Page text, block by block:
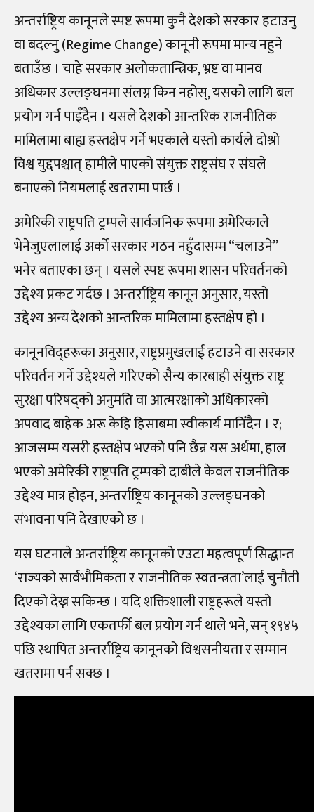
अन्तर्राष्ट्रिय कानूनले स्पष्ट रूपमा कुनै देशको सरकार हटाउनु
वा बदल्नु (Regime Change) कानूनी रूपमा मान्य नहुने
बताउँछ । चाहे सरकार अलोकतान्त्रिक, भ्रष्ट वा मानव
अधिकार उल्लङ्घनमा संलग्न किन नहोस्, यसको लागि बल
प्रयोग गर्न पाइँदैन । यसले देशको आन्तरिक राजनीतिक
मामिलामा बाह्य हस्तक्षेप गर्ने भएकाले यस्तो कार्यले दोश्रो
विश्व युद्दपश्चात् हामीले पाएको संयुक्त राष्ट्रसंघ र संघले
बनाएको नियमलाई खतरामा पार्छ ।
अमेरिकी राष्ट्रपति ट्रम्पले सार्वजनिक रूपमा अमेरिकाले
भेनेजुएलालाई अर्को सरकार गठन नहुँदासम्म “चलाउने”
भनेर बताएका छन् । यसले स्पष्ट रूपमा शासन परिवर्तनको
उद्देश्य प्रकट गर्दछ । अन्तर्राष्ट्रिय कानून अनुसार, यस्तो
उद्देश्य अन्य देशको आन्तरिक मामिलामा हस्तक्षेप हो ।
कानूनविद्हरूका अनुसार, राष्ट्रप्रमुखलाई हटाउने वा सरकार
परिवर्तन गर्ने उद्देश्यले गरिएको सैन्य कारबाही संयुक्त राष्ट्र
सुरक्षा परिषद्को अनुमति वा आत्मरक्षाको अधिकारको
अपवाद बाहेक अरू केहि हिसाबमा स्वीकार्य मानिँदैन । र;
आजसम्म यसरी हस्तक्षेप भएको पनि छैन्र यस अर्थमा, हाल
भएको अमेरिकी राष्ट्रपति ट्रम्पको दाबीले केवल राजनीतिक
उद्देश्य मात्र होइन, अन्तर्राष्ट्रिय कानूनको उल्लङ्घनको
संभावना पनि देखाएको छ ।
यस घटनाले अन्तर्राष्ट्रिय कानूनको एउटा महत्वपूर्ण सिद्धान्त
‘राज्यको सार्वभौमिकता र राजनीतिक स्वतन्त्रता’लाई चुनौती
दिएको देख्न सकिन्छ । यदि शक्तिशाली राष्ट्रहरूले यस्तो
उद्देश्यका लागि एकतर्फी बल प्रयोग गर्न थाले भने, सन् १९४५
पछि स्थापित अन्तर्राष्ट्रिय कानूनको विश्वसनीयता र सम्मान
खतरामा पर्न सक्छ ।